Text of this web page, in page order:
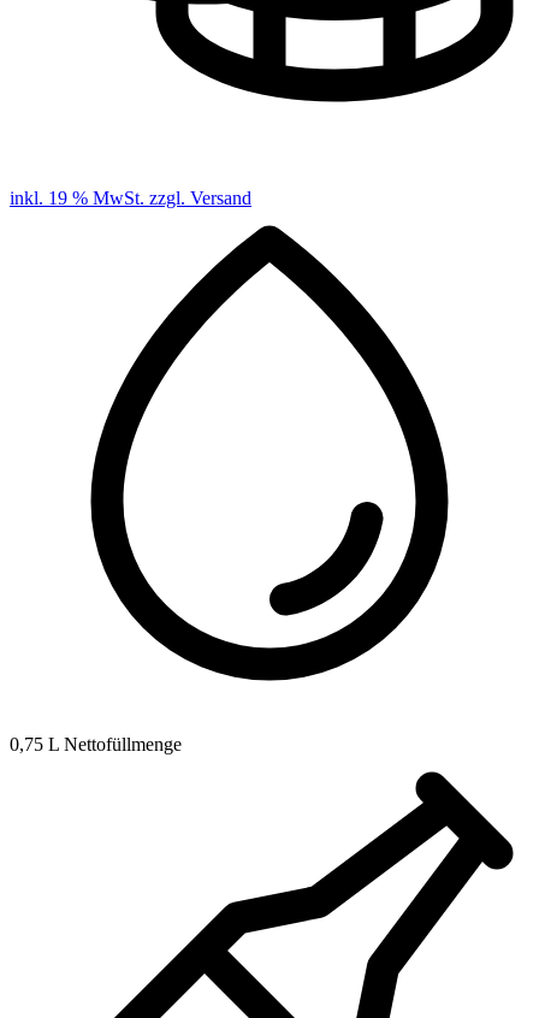
inkl. 19 % MwSt. zzgl. Versand
0,75 L Nettofüllmenge